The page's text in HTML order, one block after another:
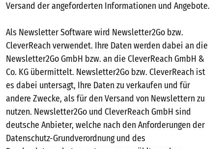
Versand der angeforderten Informationen und Angebote.
Als Newsletter Software wird Newsletter2Go bzw.
CleverReach verwendet. Ihre Daten werden dabei an die
Newsletter2Go GmbH bzw. an die CleverReach GmbH &
Co. KG übermittelt. Newsletter2Go bzw. CleverReach ist
es dabei untersagt, Ihre Daten zu verkaufen und für
andere Zwecke, als für den Versand von Newslettern zu
nutzen. Newsletter2Go und CleverReach GmbH sind
deutsche Anbieter, welche nach den Anforderungen der
Datenschutz-Grundverordnung und des